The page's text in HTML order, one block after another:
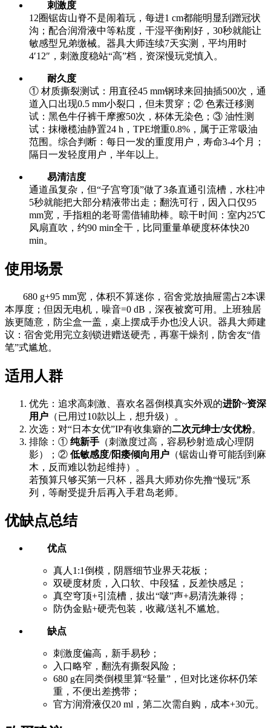
刺激度
12圈锯齿山脊不是闹着玩，每进1 cm都能明显刮蹭冠状
沟；配合润滑液中等粘度，干湿平衡刚好，30秒就能让
敏感型兄弟缴械。器具大师连续7天实测，平均用时
4′12″，刺激度稳站“高”档，资深慢玩党慎入。
耐久度
① 材质撕裂测试：用直径45 mm钢球来回抽插500次，通
道入口出现0.5 mm小裂口，但未贯穿；② 色素迁移测
试：黑色牛仔裤干摩擦50次，杯体无染色；③ 油性测
试：抹橄榄油静置24 h，TPE增重0.8%，属于正常吸油
范围。综合判断：每日一发的重度用户，寿命3-4个月；
隔日一发轻度用户，半年以上。
易清洁度
通道虽复杂，但“子宫穹顶”做了3条直通引流槽，水柱冲
5秒就能把大部分精液带出走；翻洗可行，因入口仅95
mm宽，手指粗的老哥需借辅助棒。晾干时间：室内25℃
风扇直吹，约90 min全干，比同重量单硬度杯体快20
min。
使用场景
680 g+95 mm宽，体积不算迷你，宿舍党放抽屉需占2本课
本厚度；但因无电机，噪音=0 dB，深夜被窝可用。上班独居
族更随意，防尘盒一盖，桌上摆成手办也没人识。器具大师建
议：宿舍党用完立刻锁进赠送硬壳，再塞干燥剂，防舍友“借
笔”式尴尬。
适用人群
优先：追求高刺激、喜欢名器倒模真实外观的进阶~资深
用户 （已用过10款以上，想升级）。
次选：对“日本女优”IP有收集癖的二次元绅士/女优粉。
排除：① 纯新手 （刺激度过高，容易秒射造成心理阴
影）；② 低敏感度/阳痿倾向用户 （锯齿山脊可能刮到麻
木，反而难以勃起维持）。
若预算只够买第一只杯，器具大师劝你先撸“慢玩”系
列，等耐受提升后再入手君岛老师。
优缺点总结
优点
真人1:1倒模，阴唇细节业界天花板；
双硬度材质，入口软、中段猛，反差快感足；
真空穹顶+引流槽，拔出“啵”声+易清洗兼得；
防伪金贴+硬壳包装，收藏/送礼不尴尬。
缺点
刺激度偏高，新手易秒；
入口略窄，翻洗有撕裂风险；
680 g在同类倒模里算“轻量”，但对比迷你杯仍笨
重，不便出差携带；
官方润滑液仅20 ml，第二次需自购，成本+30元。